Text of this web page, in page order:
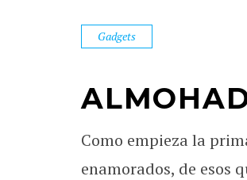
Gadgets
Como empieza la
enamorados, de esos